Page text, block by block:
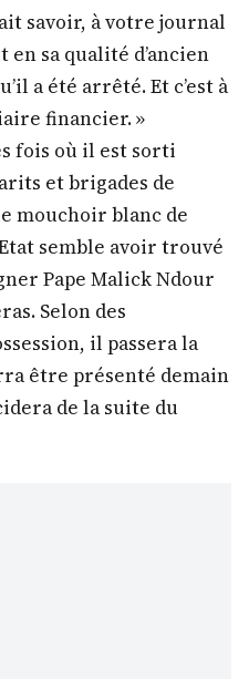
savoir, à votre journal
en sa qualité d’ancien
a été arrêté. Et c’est à
financier. »
fois où il est sorti
et brigades de
mouchoir blanc de
semble avoir trouvé
Pape Malick Ndour
Selon des
il passera la
être présenté demain
de la suite du